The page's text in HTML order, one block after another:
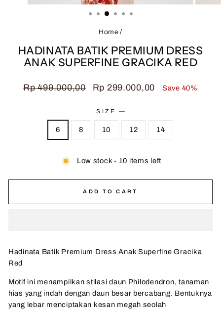
(ESC)
Home /
HADINATA BATIK PREMIUM DRESS
ANAK SUPERFINE GRACIKA RED
Regular
Rp 499.000,00
Sale
Rp 299.000,00 Save 40%
SIZE —
6 8 10 12 14
Low stock - 10 items left
ADD TO CART
Hadinata Batik Premium Dress Anak Superfine Gracika
Red
Motif ini menampilkan stilasi daun Philodendron, tanaman
hias yang indah dengan daun besar bercabang. Bentuknya
yang lebar menciptakan kesan megah seolah